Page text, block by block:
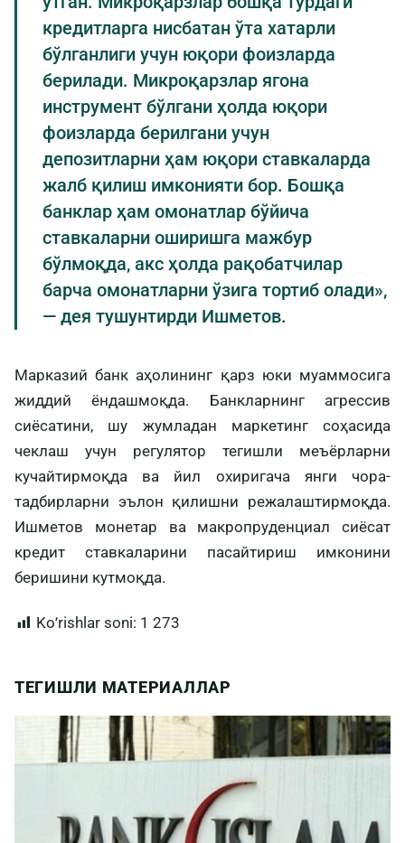
кредитларга нисбатан ўта хатарли
бўлганлиги учун юқори фоизларда
берилади. Микроқарзлар ягона
инструмент бўлгани ҳолда юқори
фоизларда берилгани учун
депозитларни ҳам юқори ставкаларда
жалб қилиш имконияти бор. Бошқа
банклар ҳам омонатлар бўйича
ставкаларни оширишга мажбур
бўлмоқда, акс ҳолда рақобатчилар
барча омонатларни ўзига тортиб олади»,
— дея тушунтирди Ишметов.
Марказий банк аҳолининг қарз юки муаммосига
жиддий ёндашмоқда. Банкларнинг агрессив
сиёсатини, шу жумладан маркетинг соҳасида
чеклаш учун регулятор тегишли меъёрларни
кучайтирмоқда ва йил охиригача янги чора-
тадбирларни эълон қилишни режалаштирмоқда.
Ишметов монетар ва макропруденциал сиёсат
кредит ставкаларини пасайтириш имконини
беришини кутмоқда.
Koʻrishlar soni: 1 273
ТЕГИШЛИ МАТЕРИАЛЛАР